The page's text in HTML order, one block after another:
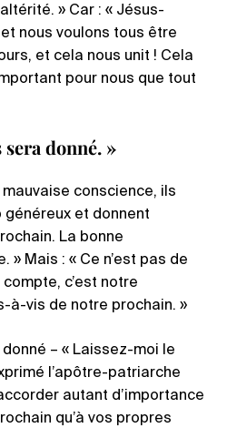
» Car : « Jésus-
nous voulons tous être
et cela nous unit ! Cela
pour nous que tout
donné. »
conscience, ils
et donnent
La bonne
» Mais : « Ce n’est pas de
compte, c’est notre
vis de notre prochain. »
– « Laissez-moi le
l’apôtre-patriarche
autant d’importance
qu’à vos propres